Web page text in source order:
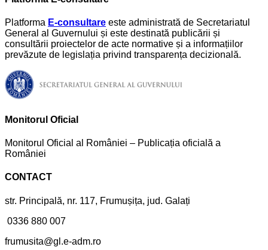
Platforma E-consultare este administrată de Secretariatul
General al Guvernului și este destinată publicării și
consultării proiectelor de acte normative și a informațiilor
prevăzute de legislația privind transparența decizională.
Monitorul Oficial
Monitorul Oficial al României – Publicația oficială a
României
CONTACT
str. Principală, nr. 117, Frumușița, jud. Galați
0336 880 007
frumusita@gl.e-adm.ro